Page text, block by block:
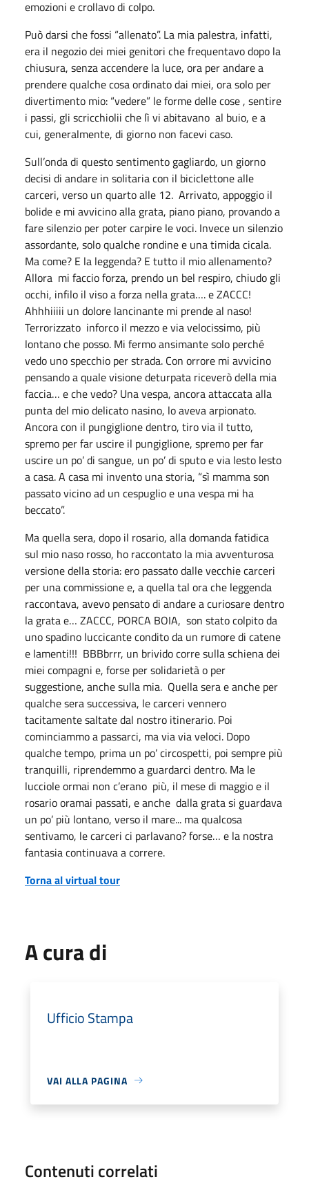
emozioni e crollavo di colpo.
Può darsi che fossi “allenato”. La mia palestra, infatti,
era il negozio dei miei genitori che frequentavo dopo la
chiusura, senza accendere la luce, ora per andare a
prendere qualche cosa ordinato dai miei, ora solo per
divertimento mio: “vedere” le forme delle cose , sentire
i passi, gli scricchiolii che lì vi abitavano al buio, e a
cui, generalmente, di giorno non facevi caso.
Sull’onda di questo sentimento gagliardo, un giorno
decisi di andare in solitaria con il biciclettone alle
carceri, verso un quarto alle 12. Arrivato, appoggio il
bolide e mi avvicino alla grata, piano piano, provando a
fare silenzio per poter carpire le voci. Invece un silenzio
assordante, solo qualche rondine e una timida cicala.
Ma come? E la leggenda? E tutto il mio allenamento?
Allora mi faccio forza, prendo un bel respiro, chiudo gli
occhi, infilo il viso a forza nella grata…. e ZACCC!
Ahhhiiiii un dolore lancinante mi prende al naso!
Terrorizzato inforco il mezzo e via velocissimo, più
lontano che posso. Mi fermo ansimante solo perché
vedo uno specchio per strada. Con orrore mi avvicino
pensando a quale visione deturpata riceverò della mia
faccia… e che vedo? Una vespa, ancora attaccata alla
punta del mio delicato nasino, lo aveva arpionato.
Ancora con il pungiglione dentro, tiro via il tutto,
spremo per far uscire il pungiglione, spremo per far
uscire un po’ di sangue, un po’ di sputo e via lesto lesto
a casa. A casa mi invento una storia, “sì mamma son
passato vicino ad un cespuglio e una vespa mi ha
beccato”.
Ma quella sera, dopo il rosario, alla domanda fatidica
sul mio naso rosso, ho raccontato la mia avventurosa
versione della storia: ero passato dalle vecchie carceri
per una commissione e, a quella tal ora che leggenda
raccontava, avevo pensato di andare a curiosare dentro
la grata e… ZACCC, PORCA BOIA, son stato colpito da
uno spadino luccicante condito da un rumore di catene
e lamenti!!! BBBbrrr, un brivido corre sulla schiena dei
miei compagni e, forse per solidarietà o per
suggestione, anche sulla mia. Quella sera e anche per
qualche sera successiva, le carceri vennero
tacitamente saltate dal nostro itinerario. Poi
cominciammo a passarci, ma via via veloci. Dopo
qualche tempo, prima un po’ circospetti, poi sempre più
tranquilli, riprendemmo a guardarci dentro. Ma le
lucciole ormai non c’erano più, il mese di maggio e il
rosario oramai passati, e anche dalla grata si guardava
un po’ più lontano, verso il mare... ma qualcosa
sentivamo, le carceri ci parlavano? forse… e la nostra
fantasia continuava a correre.
Torna al virtual tour
A cura di
Ufficio Stampa
VAI ALLA PAGINA
Contenuti correlati